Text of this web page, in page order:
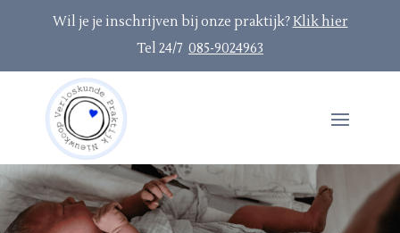
Wil je je inschrijven bij onze praktijk?Klik hier
Tel 24/7 085-9024963